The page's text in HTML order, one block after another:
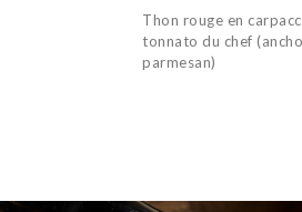
Thon rouge en
tonnato du chef
parmesan)